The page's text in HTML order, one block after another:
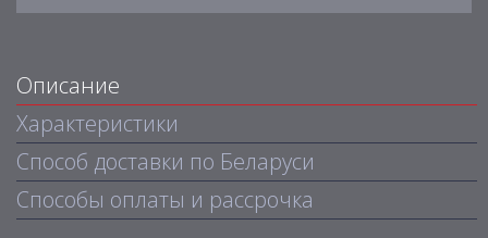
Описание
Характеристики
Способ доставки по Беларуси
Способы оплаты и рассрочка